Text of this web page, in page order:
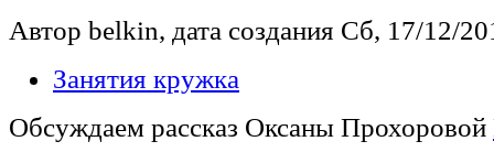
Автор belkin, дата создания Сб, 17/12/
Занятия кружка
Обсуждаем рассказ Оксаны Прохоровой